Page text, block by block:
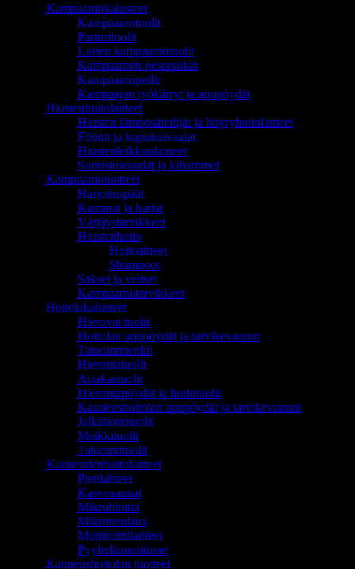
Kampaamokalusteet
Kampaamotuolit
Parturituolit
Lasten kampaamotuolit
Kampaamon pesupaikat
Kampaamopeilit
Kampaajan työkärryt ja apupöydät
Hiustenhoitolaitteet
Hiusten lämpösäteilijät ja höyryhoitolaitteet
Föönit ja kupukuivaajat
Hiustenleikkuukoneet
Suoristusraudat ja kihartimet
Kampaamotuotteet
Harjoituspäät
Kammat ja harjat
Värjäystarvikkeet
Hiustenhoito
Hoitoaineet
Shampoot
Sakset ja veitset
Kampaamotarvikkeet
Hoitolakalusteet
Hierovat tuolit
Hoitolan apupöydät ja tarvikevaunut
Tatuointipenkit
Hierontatuolit
Asiakastuolit
Hierontapöydät ja hoitotuolit
Kauneushoitolan apupöydät ja tarvikevaunut
Jalkahoitotuolit
Meikkituolit
Tatuointituolit
Kauneudenhoitolaitteet
Pienlaitteet
Kasvosaunat
Mikrohionta
Mikroneulaus
Monitoimilaitteet
Pyyhelämmittimet
Kauneushoitolan tuotteet